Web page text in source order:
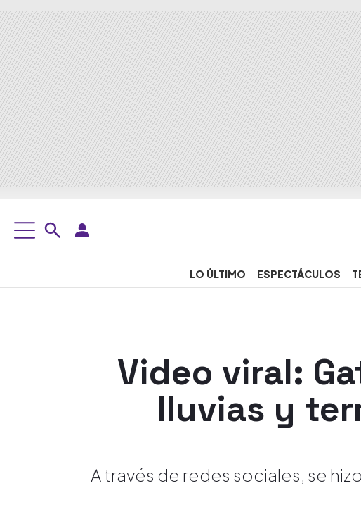
LO ÚLTIMO ESPECTÁCULOS
Video viral:
lluvias y
A través de redes sociales, se